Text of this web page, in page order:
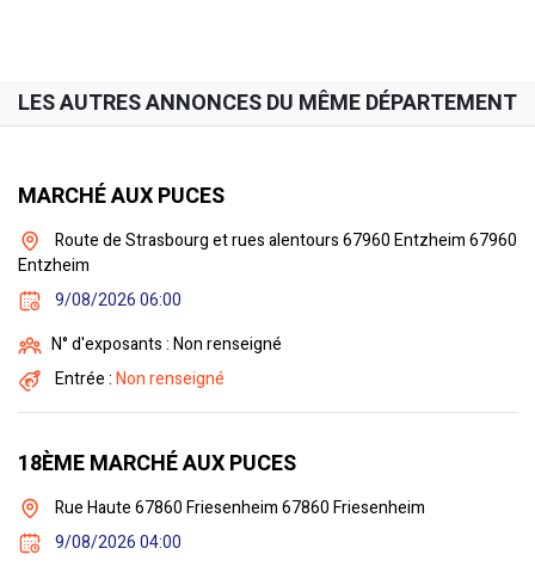
LES AUTRES ANNONCES DU MÊME DÉPARTEMENT
MARCHÉ AUX PUCES
Route de Strasbourg et rues alentours 67960 Entzheim 67960
Entzheim
9/08/2026 06:00
N° d'exposants : Non renseigné
Entrée :Non renseigné
18ÈME MARCHÉ AUX PUCES
Rue Haute 67860 Friesenheim 67860 Friesenheim
9/08/2026 04:00